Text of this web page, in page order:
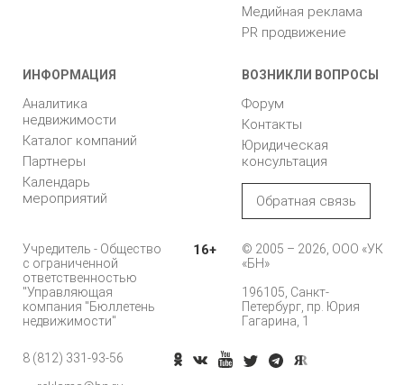
Медийная реклама
PR продвижение
ИНФОРМАЦИЯ
Аналитика
недвижимости
Каталог компаний
Партнеры
Календарь
мероприятий
ВОЗНИКЛИ ВОПРОСЫ
Форум
Контакты
Юридическая
консультация
Обратная связь
Учредитель - Общество
с ограниченной
ответственностью
"Управляющая
компания "Бюллетень
недвижимости"
16+
© 2005 – 2026, ООО «УК
«БН»
196105, Санкт-
Петербург, пр. Юрия
Гагарина, 1
8 (812) 331-93-56